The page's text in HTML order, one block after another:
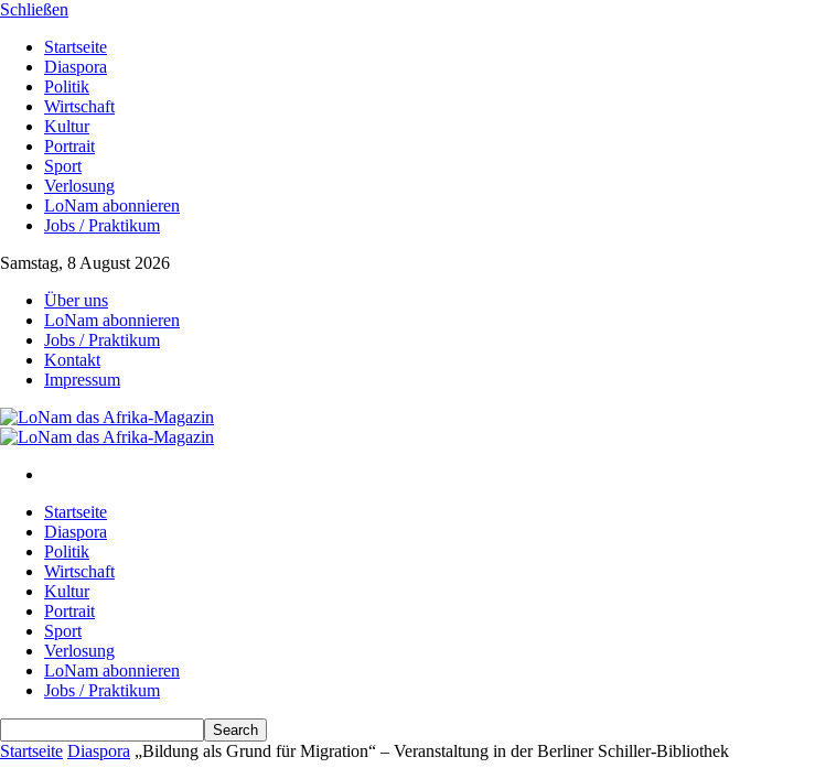
Schließen
Startseite
Diaspora
Politik
Wirtschaft
Kultur
Portrait
Sport
Verlosung
LoNam abonnieren
Jobs / Praktikum
Samstag, 8 August 2026
Über uns
LoNam abonnieren
Jobs / Praktikum
Kontakt
Impressum
Startseite
Diaspora
Politik
Wirtschaft
Kultur
Portrait
Sport
Verlosung
LoNam abonnieren
Jobs / Praktikum
Startseite Diaspora „Bildung als Grund für Migration“ – Veranstaltung in der Berliner Schiller-Bibliothek